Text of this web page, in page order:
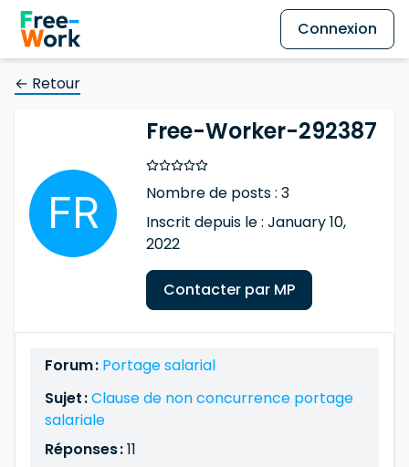
Connexion
← Retour
Free-Worker-292387
Nombre de posts : 3
Inscrit depuis le : January 10,
2022
Contacter par MP
Forum : Portage salarial
Sujet :Clause de non concurrence portage
salariale
Réponses :11